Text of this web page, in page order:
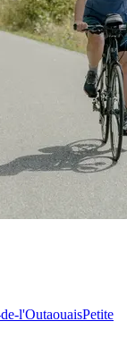
l'OutaouaisPetite